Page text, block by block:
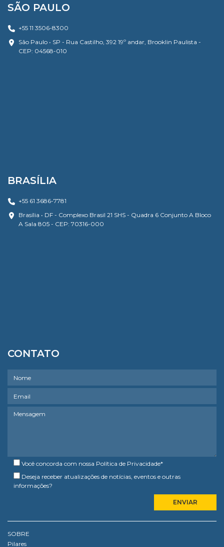
SÃO PAULO
+55 11 3506-8300
São Paulo • SP - Rua Castilho, 392 19º andar, Brooklin Paulista -
CEP: 04568-010
BRASÍLIA
+55 61 3686-7781
Brasília • DF - Complexo Brasil 21 SHS - Quadra 6 Conjunto A Bloco
A Sala 805 - CEP: 70316-000
CONTATO
Você concorda com nossa Política de Privacidade*
Deseja receber atualizações de notícias, eventos e outras
informações?
SOBRE
Pilares